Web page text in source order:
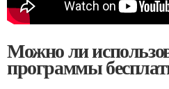
Можно ли
программы